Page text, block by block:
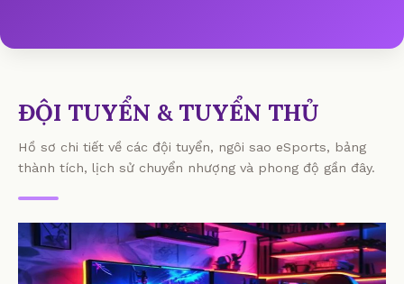
ĐỘI TUYỂN & TUYỂN THỦ
Hồ sơ chi tiết về các đội tuyển, ngôi sao eSports, bảng
thành tích, lịch sử chuyển nhượng và phong độ gần đây.